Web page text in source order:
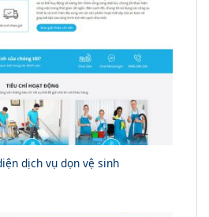
dịch vụ dọn vệ sinh